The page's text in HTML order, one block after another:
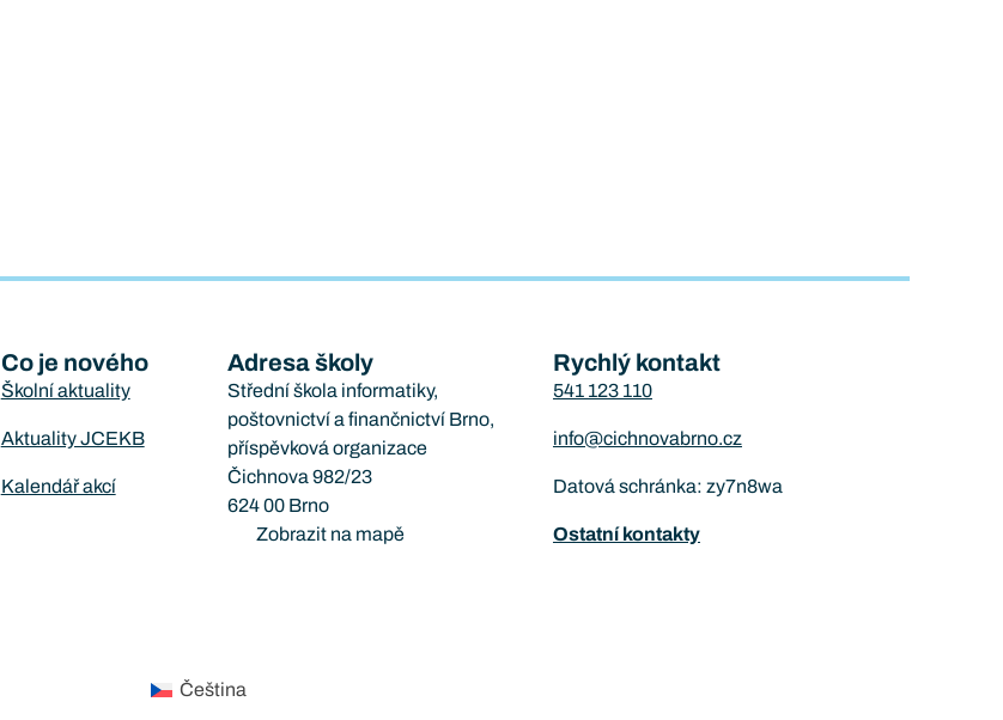
Co je nového
Školní aktuality
Aktuality JCEKB
Kalendář akcí
Adresa školy
Střední škola informatiky,
poštovnictví a finančnictví Brno,
příspěvková organizace
Čichnova 982/23
624 00 Brno
Zobrazit na mapě
Rychlý kontakt
541 123 110
info@cichnovabrno.cz
Datová schránka: zy7n8wa
Ostatní kontakty
Čeština